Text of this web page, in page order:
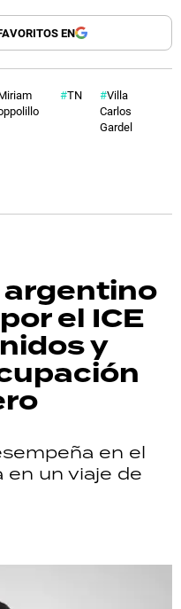
EN
TN
Villa
Carlos
Gardel
el ICE
y
en el
en un viaje de